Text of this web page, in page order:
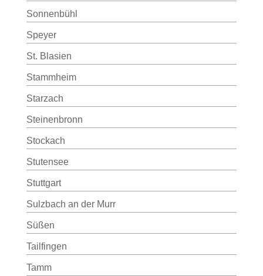
Sonnenbühl
Speyer
St. Blasien
Stammheim
Starzach
Steinenbronn
Stockach
Stutensee
Stuttgart
Sulzbach an der Murr
Süßen
Tailfingen
Tamm